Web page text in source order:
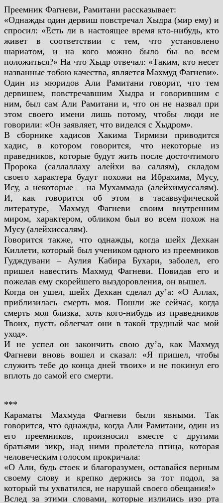
Преемник Фагневи, Рамитани рассказывает:
«Однажды один дервиш повстречал Хыдра (мир ему) и
спросил: «Есть ли в настоящее время кто-нибудь, кто
живет в соответствии с тем, что установлено
шариатом, и на кого можно было бы во
всем
положиться?» На что Хыдр отвечал: «Таким, кто несет
названные тобою качества, является Махмуд Фагневи».
Один из мюридов Али Рамитани говорит, что тем
дервишем, повстречавшим Хыдра и
говорившим с
ним, был сам Али Рамитани и, что он не назвал при
этом своего имени лишь
потому, чтобы люди не
говорили: «Он заявляет, что виделся с Хыдром».
В сборнике хадисов Хакима Тирмизи приводится
хадис, в котором говорится, что
некоторые из
праведников, которые будут жить после досточтимого
Пророка (саллаллаху алейхи
ва саллям), складом
своего характера будут похожи на Ибрахима, Мусу,
Ису, а некоторые – на Мухаммада (алейхимуссалям).
И, как говорится об этом в тасаввуфической
литературе, Махмуд
Фагневи своим внутренним
миром, характером, обликом был во всем похож на
Мусу (алейхиссалям).
Говорится также, что однажды, когда шейх Дехкан
Киллети, который был учеником одного из преемников
Гудждувани – Аулия Кабира Бухари, заболел, его
пришел навестить Махмуд Фагневи. Повидав его и
пожелав ему скорейшего выздоровления, он вышел.
Когда он ушел, шейх Дехкан сделал ду’а: «О Аллах,
приблизилась смерть моя. Пошли же сейчас, когда
смерть моя близка, хоть кого-нибудь из праведников
Твоих, пусть облегчат они в такой трудный час мой
уход».
И не успел он закончить свою ду’а, как Махмуд
Фагневи вновь вошел и сказал: «Я пришел, чтобы
служить тебе до конца дней твоих» и не покинул его
вплоть до самой его смерти.
***
Караматы Махмуда Фагневи были явными. Так
говорится, что однажды, когда Али Рамитани, один из
его преемников, произносил вместе с другими
братьями зикр, над ними пролетела птица, которая
человеческим голосом прокричала:
«О Али, будь стоек и благоразумен, оставайся верным
своему слову и крепко держись за тот подол, за
который ты ухватился, не нарушай своего обещания!»
Вслед за этими словами, которые излились изо рта